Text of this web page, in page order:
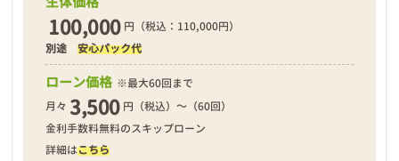
❮ ❯
100,000 円（税込：110,000円）
別途安心パック代
ローン価格 ※最大60回まで
月々 3,500 円（税込）～（60回）
金利手数料無料のスキップローン
詳細はこちら